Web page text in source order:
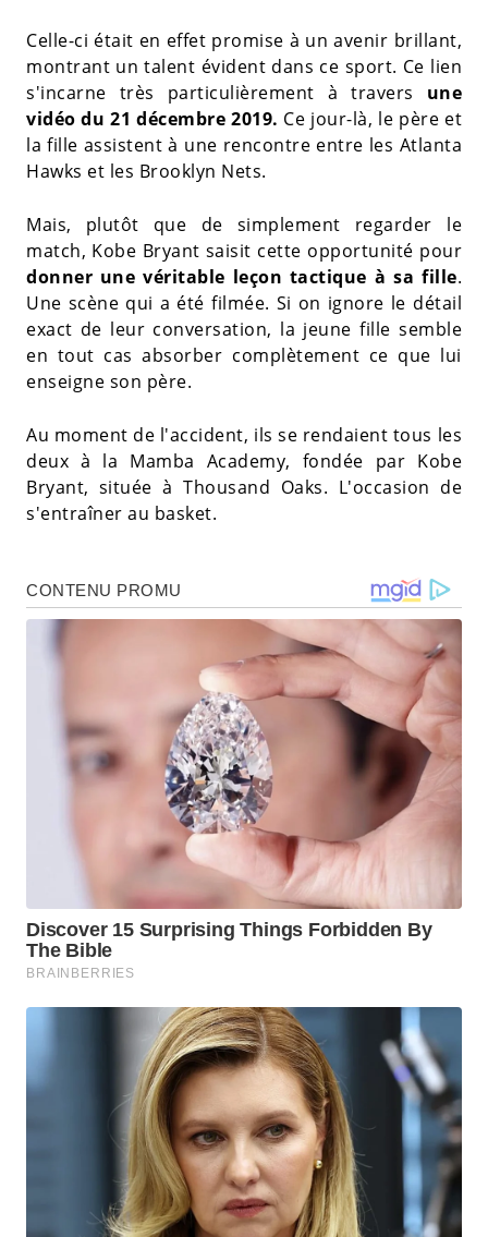
Celle-ci était en effet promise à un avenir brillant,
montrant un talent évident dans ce sport. Ce lien
s'incarne très particulièrement à travers une
vidéo du 21 décembre 2019. Ce jour-là, le père et
la fille assistent à une rencontre entre les Atlanta
Hawks et les Brooklyn Nets.
Mais, plutôt que de simplement regarder le
match, Kobe Bryant saisit cette opportunité pour
donner une véritable leçon tactique à sa fille.
Une scène qui a été filmée. Si on ignore le détail
exact de leur conversation, la jeune fille semble
en tout cas absorber complètement ce que lui
enseigne son père.
Au moment de l'accident, ils se rendaient tous les
deux à la Mamba Academy, fondée par Kobe
Bryant, située à Thousand Oaks. L'occasion de
s'entraîner au basket.